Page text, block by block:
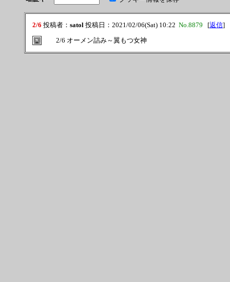
2/6 投稿者： satol 投稿日：2021/02/06(Sat) 10:22 No.8879 [返信]
2/6 オーメン詰み～翼もつ女神